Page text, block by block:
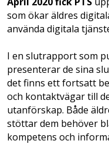
som ökar äldres
använda digitala
I en slutrapport som
presenterar de sina
det finns ett fortsatt
och kontaktvägar till
utanförskap. Både
stöttar dem behöver
kompetens och